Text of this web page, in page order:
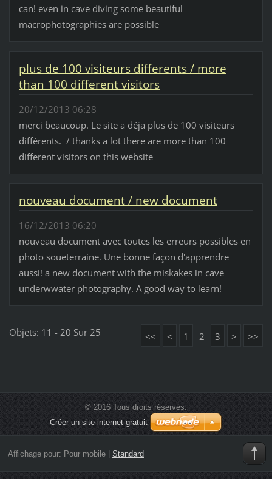
can! even in cave diving some beautiful
macrophotographies are possible
plus de 100 visiteurs differents / more
than 100 different visitors
20/12/2013 06:28
merci beaucoup. Le site a déja plus de 100 visiteurs
différents. / thanks a lot there are more than 100
different visitors on this website
nouveau document / new document
16/12/2013 06:20
nouveau document avec toutes les erreurs possibles en
photo soueterraine. Une bonne façon d'apprendre
aussi! a new document with the miskakes in cave
underwwater photography. A good way to learn!
Objets: 11 - 20 Sur 25 << < 1 2 3 > >>
© 2016 Tous droits réservés.
Créer un site internet gratuit
Affichage pour: Pour mobile| Standard